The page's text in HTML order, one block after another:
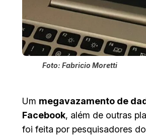
Foto: Fabricio Moretti
Um megavazamento de
Facebook, além de outras
foi feita por pesquisadores